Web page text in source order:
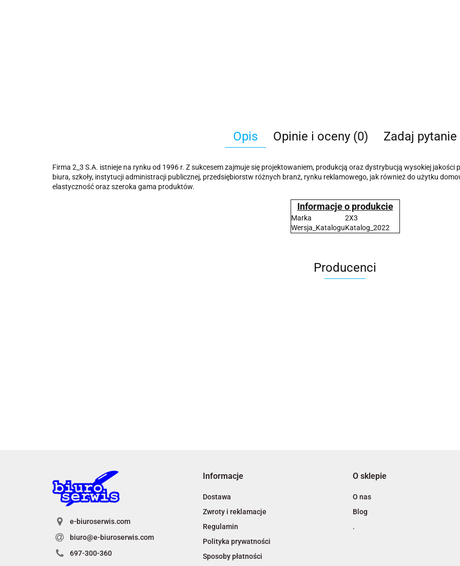
Opis Opinie i oceny (0) Zadaj pytanie
Firma 2_3 S.A. istnieje na rynku od 1996 r. Z sukcesem zajmuje się projektowaniem, produkcją oraz dystrybucją wysokiej
biura, szkoły, instytucji administracji publicznej, przedsiębiorstw różnych branż, rynku reklamowego, jak również do użytku
elastyczność oraz szeroka gama produktów.
Informacje o produkcie
Marka
2X3
Wersja_KataloguKatalog_2022
Producenci
A4 Tech
e-biuroserwis.com
biuro@e-biuroserwis.com
697-300-360
Informacje
Dostawa
Zwroty i reklamacje
Regulamin
Polityka prywatności
Sposoby płatności
O sklepie
O nas
Blog
.